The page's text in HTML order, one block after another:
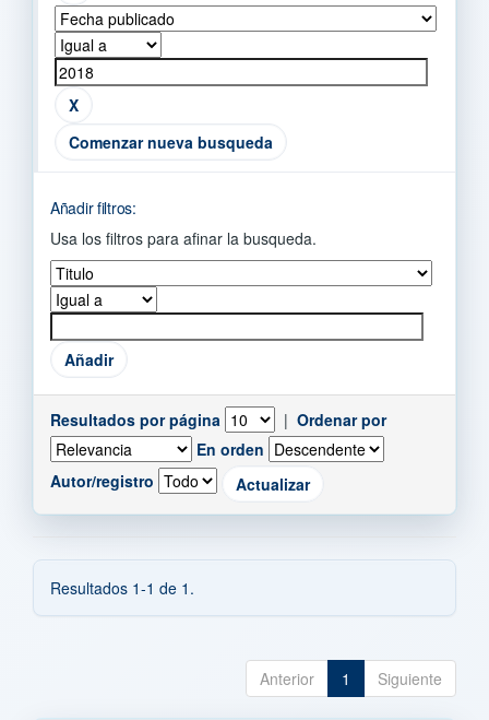
Comenzar nueva busqueda
Añadir filtros:
Usa los filtros para afinar la busqueda.
Resultados por página | Ordenar por
En orden
Autor/registro
Resultados 1-1 de 1.
Anterior 1 Siguiente